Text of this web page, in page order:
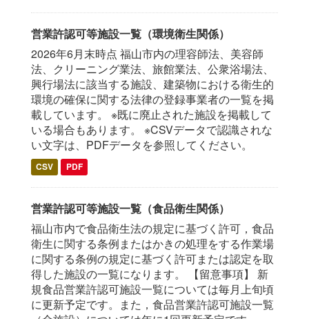
営業許認可等施設一覧（環境衛生関係）
2026年6月末時点 福山市内の理容師法、美容師
法、クリーニング業法、旅館業法、公衆浴場法、
興行場法に該当する施設、建築物における衛生的
環境の確保に関する法律の登録事業者の一覧を掲
載しています。 ※既に廃止された施設を掲載して
いる場合もあります。 ※CSVデータで認識されな
い文字は、PDFデータを参照してください。
CSV PDF
営業許認可等施設一覧（食品衛生関係）
福山市内で食品衛生法の規定に基づく許可，食品
衛生に関する条例またはかきの処理をする作業場
に関する条例の規定に基づく許可または認定を取
得した施設の一覧になります。 【留意事項】 新
規食品営業許認可施設一覧については毎月上旬頃
に更新予定です。また，食品営業許認可施設一覧